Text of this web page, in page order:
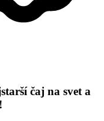
čaj na svet a